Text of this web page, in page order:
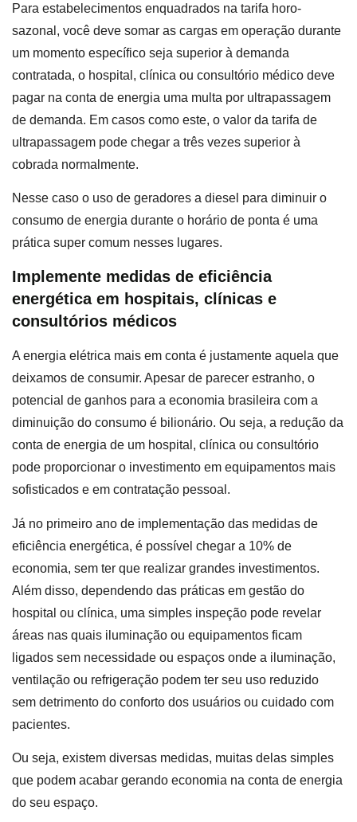
Para estabelecimentos enquadrados na tarifa horo-
sazonal, você deve somar as cargas em operação durante
um momento específico seja superior à demanda
contratada, o hospital, clínica ou consultório médico deve
pagar na conta de energia uma multa por ultrapassagem
de demanda. Em casos como este, o valor da tarifa de
ultrapassagem pode chegar a três vezes superior à
cobrada normalmente.
Nesse caso o uso de geradores a diesel para diminuir o
consumo de energia durante o horário de ponta é uma
prática super comum nesses lugares.
Implemente medidas de eficiência
energética em hospitais, clínicas e
consultórios médicos
A energia elétrica mais em conta é justamente aquela que
deixamos de consumir. Apesar de parecer estranho, o
potencial de ganhos para a economia brasileira com a
diminuição do consumo é bilionário. Ou seja, a redução da
conta de energia de um hospital, clínica ou consultório
pode proporcionar o investimento em equipamentos mais
sofisticados e em contratação pessoal.
Já no primeiro ano de implementação das medidas de
eficiência energética, é possível chegar a 10% de
economia, sem ter que realizar grandes investimentos.
Além disso, dependendo das práticas em gestão do
hospital ou clínica, uma simples inspeção pode revelar
áreas nas quais iluminação ou equipamentos ficam
ligados sem necessidade ou espaços onde a iluminação,
ventilação ou refrigeração podem ter seu uso reduzido
sem detrimento do conforto dos usuários ou cuidado com
pacientes.
Ou seja, existem diversas medidas, muitas delas simples
que podem acabar gerando economia na conta de energia
do seu espaço.